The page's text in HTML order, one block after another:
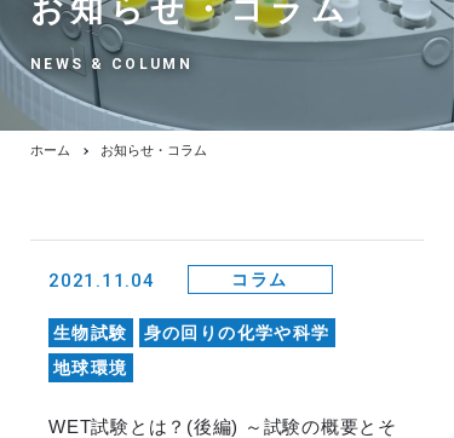
お知らせ・コラム
NEWS & COLUMN
ホーム お知らせ・コラム
2021.11.04 コラム
生物試験
身の回りの化学や科学
地球環境
WET試験とは？(後編) ～試験の概要とそ